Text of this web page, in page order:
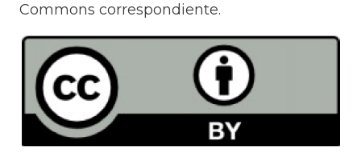
Commons correspondiente.
Image